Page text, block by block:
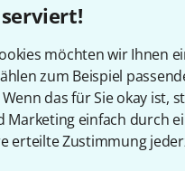
möchten wir Ihnen
zum Beispiel
das für Sie okay ist,
Marketing einfach durch
erteilte Zustimmung
Teilen